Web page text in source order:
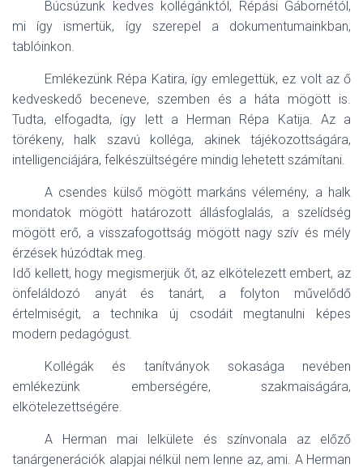
Búcsúzunk kedves kollégánktól, Répási Gábornétól,
mi így ismertük, így szerepel a dokumentumainkban,
tablóinkon.
Emlékezünk Répa Katira, így emlegettük, ez volt az ő
kedveskedő beceneve, szemben és a háta mögött is.
Tudta, elfogadta, így lett a Herman Répa Katija. Az a
törékeny, halk szavú kolléga, akinek tájékozottságára,
intelligenciájára, felkészültségére mindig lehetett számítani.
A csendes külső mögött markáns vélemény, a halk
mondatok mögött határozott állásfoglalás, a szelídség
mögött erő, a visszafogottság mögött nagy szív és mély
érzések húzódtak meg.
Idő kellett, hogy megismerjük őt, az elkötelezett embert, az
önfeláldozó anyát és tanárt, a folyton művelődő
értelmiségit, a technika új csodáit megtanulni képes
modern pedagógust.
Kollégák és tanítványok sokasága nevében
emlékezünk emberségére, szakmaiságára,
elkötelezettségére.
A Herman mai lelkülete és színvonala az előző
tanárgenerációk alapjai nélkül nem lenne az, ami. A Herman